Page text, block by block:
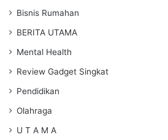
Bisnis Rumahan
BERITA UTAMA
Mental Health
Review Gadget Singkat
Pendidikan
Olahraga
U T A M A